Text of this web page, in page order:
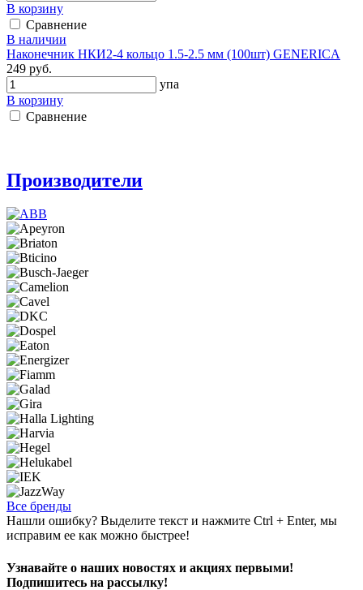
В корзину
Сравнение
В наличии
Наконечник НКИ2-4 кольцо 1.5-2.5 мм (100шт) GENERICA
249 руб.
упа
В корзину
Сравнение
Производители
Все бренды
Нашли ошибку? Выделите текст и нажмите Ctrl + Enter, мы
исправим ее как можно быстрее!
Узнавайте о наших новостях и акциях первыми!
Подпишитесь на рассылку!